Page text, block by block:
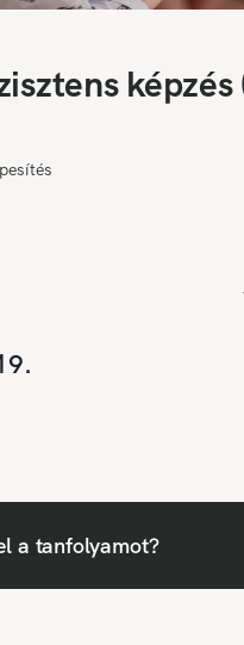
képzés
a tanfolyamot?